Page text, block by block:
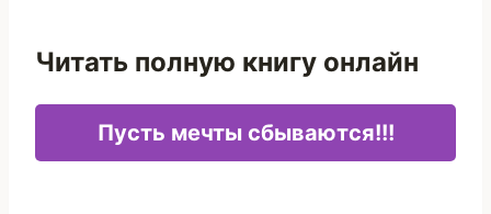
Читать полную книгу онлайн
Пусть мечты сбываются!!!